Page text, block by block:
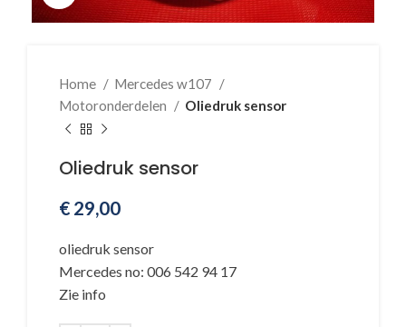
Home
Mercedes w107
Motoronderdelen
Oliedruk sensor
Oliedruk sensor
€ 29,00
oliedruk sensor
Mercedes no: 006 542 94 17
Zie info